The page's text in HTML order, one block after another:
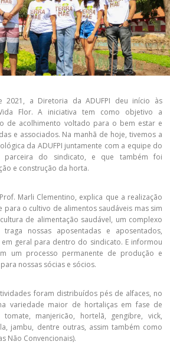
a Diretoria da ADUFPI deu início às
Flor. A iniciativa tem como objetivo a
de acolhimento voltado para o bem estar e
e associados. Na manhã de hoje, tivemos a
da ADUFPI juntamente com a equipe do
do sindicato, e que também foi
e construção da horta.
Marli Clementino, explica que a realização
o cultivo de alimentos saudáveis mas sim
de alimentação saudável, um complexo
nossas aposentadas e aposentados,
geral para dentro do sindicato. E informou
um processo permanente de produção e
nossas sócias e sócios.
foram distribuídos pés de alfaces, no
variedade maior de hortaliças em fase de
manjericão, hortelã, gengibre, vick,
jambu, dentre outras, assim também como
Não Convencionais).